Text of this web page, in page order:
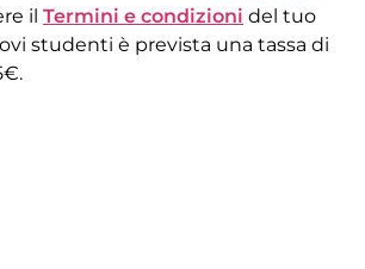
il Termini e condizioni del tuo
studenti è prevista una tassa di